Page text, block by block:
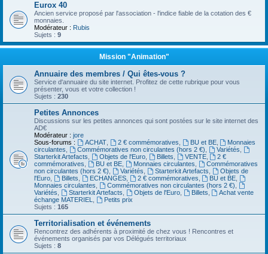
Eurox 40
Ancien service proposé par l'association - l'indice fiable de la cotation des €
monnaies.
Modérateur : Rubis
Sujets : 9
Mission "Animation"
Annuaire des membres / Qui êtes-vous ?
Service d'annuaire du site internet. Profitez de cette rubrique pour vous
présenter, vous et votre collection !
Sujets : 230
Petites Annonces
Discussions sur les petites annonces qui sont postées sur le site internet des
AD€
Modérateur : jore
Sous-forums :
ACHAT, 2 € commémoratives BU et BE,
Monnaies
circulantes
Commémoratives non circulantes (hors 2 €) Variétés
Starterkit Artefacts
Objets de l'Euro, Billets VENTE,
2 €
commémoratives
BU et BE, Monnaies circulantes
Commémoratives
non circulantes (hors 2 €)
Variétés Starterkit Artefacts
Objets de
l'Euro
Billets ECHANGES, 2 € commémoratives BU et BE
Monnaies circulantes
Commémoratives non circulantes (hors 2 €)
Variétés
Starterkit Artefacts Objets de l'Euro, Billets
Achat vente
échange MATERIEL
Petits prix
Sujets : 165
Territorialisation et événements
Rencontrez des adhérents à proximité de chez vous ! Rencontres et
événements organisés par vos Délégués territoriaux
Sujets : 8